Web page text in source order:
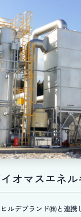
オマスエネル
ルデブランド㈱と連携